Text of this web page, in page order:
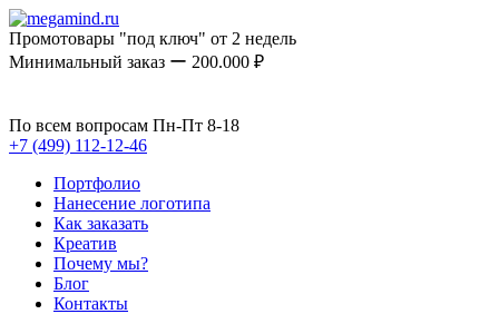
Промотовары "под ключ" от 2 недель
Минимальный заказ ー 200.000 ₽
По всем вопросам Пн-Пт 8-18
+7 (499) 112-12-46
Портфолио
Нанесение логотипа
Как заказать
Креатив
Почему мы?
Блог
Контакты